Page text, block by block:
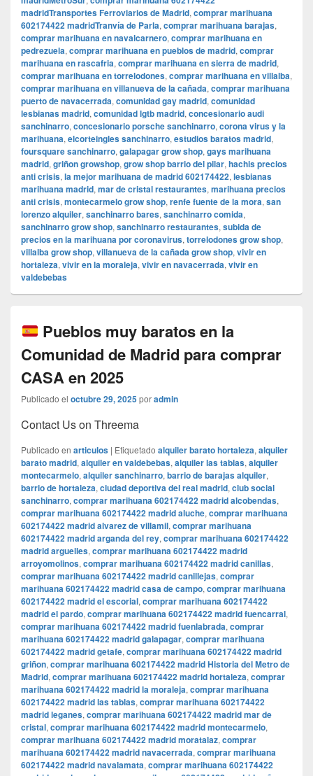
madridTransportes Ferroviarios de Madrid, comprar marihuana
602174422 madridTranvía de Parla, comprar marihuana barajas,
comprar marihuana en navalcarnero, comprar marihuana en
pedrezuela, comprar marihuana en pueblos de madrid, comprar
marihuana en rascafria, comprar marihuana en sierra de madrid,
comprar marihuana en torrelodones, comprar marihuana en villalba,
comprar marihuana en villanueva de la cañada, comprar marihuana
puerto de navacerrada, comunidad gay madrid, comunidad
lesbianas madrid, comunidad lgtb madrid, concesionario audi
sanchinarro, concesionario porsche sanchinarro, corona virus y la
marihuana, elcorteingles sanchinarro, estudios baratos madrid,
foursquare sanchinarro, galapagar grow shop, gays marihuana
madrid, griñon growshop, grow shop barrio del pilar, hachis precios
anti crisis, la mejor marihuana de madrid 602174422, lesbianas
marihuana madrid, mar de cristal restaurantes, marihuana precios
anti crisis, montecarmelo grow shop, renfe fuente de la mora, san
lorenzo alquiler, sanchinarro bares, sanchinarro comida,
sanchinarro grow shop, sanchinarro restaurantes, subida de
precios en la marihuana por coronavirus, torrelodones grow shop,
villalba grow shop, villanueva de la cañada grow shop, vivir en
hortaleza, vivir en la moraleja, vivir en navacerrada, vivir en
valdebebas
Pueblos muy baratos en la
Comunidad de Madrid para comprar
CASA en 2025
Publicado el octubre 29, 2025poradmin
Contact Us on Threema
Publicado en articulos | Etiquetado alquiler barato hortaleza, alquiler
barato madrid, alquiler en valdebebas, alquiler las tablas, alquiler
montecarmelo, alquiler sanchinarro, barrio de barajas alquiler,
barrio de hortaleza, ciudad deportiva del real madrid, club social
sanchinarro, comprar marihuana 602174422 madrid alcobendas,
comprar marihuana 602174422 madrid aluche, comprar marihuana
602174422 madrid alvarez de villamil, comprar marihuana
602174422 madrid arganda del rey, comprar marihuana 602174422
madrid arguelles, comprar marihuana 602174422 madrid
arroyomolinos, comprar marihuana 602174422 madrid canillas,
comprar marihuana 602174422 madrid canillejas, comprar
marihuana 602174422 madrid casa de campo, comprar marihuana
602174422 madrid el escorial, comprar marihuana 602174422
madrid el pardo, comprar marihuana 602174422 madrid fuencarral,
comprar marihuana 602174422 madrid fuenlabrada, comprar
marihuana 602174422 madrid galapagar, comprar marihuana
602174422 madrid getafe, comprar marihuana 602174422 madrid
griñon, comprar marihuana 602174422 madrid Historia del Metro de
Madrid, comprar marihuana 602174422 madrid hortaleza, comprar
marihuana 602174422 madrid la moraleja, comprar marihuana
602174422 madrid las tablas, comprar marihuana 602174422
madrid leganes, comprar marihuana 602174422 madrid mar de
cristal, comprar marihuana 602174422 madrid montecarmelo,
comprar marihuana 602174422 madrid moratalaz, comprar
marihuana 602174422 madrid navacerrada, comprar marihuana
602174422 madrid navalamata, comprar marihuana 602174422